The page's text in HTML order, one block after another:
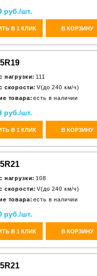
руб./шт.
В 1 КЛИК В КОРЗИНУ
нагрузки: 111
скорости: V(до 240 км/ч)
товара: есть в наличии
руб./шт.
В 1 КЛИК В КОРЗИНУ
нагрузки: 108
скорости: V(до 240 км/ч)
товара: есть в наличии
руб./шт.
В 1 КЛИК В КОРЗИНУ